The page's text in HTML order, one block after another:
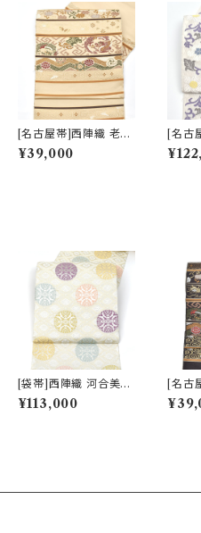
[名古屋帯]西陣織 老舗
鹿子井山田 謹製 九寸
帯 正絹 日本製(商品番
¥39,000
[名古
都 謹
様 九
[袋帯]西陣織 河合美術
織物 謹製 唐織り 能寿
新小葵唐花丸文(白銀
¥113,000
[名古
鹿子
帯 正